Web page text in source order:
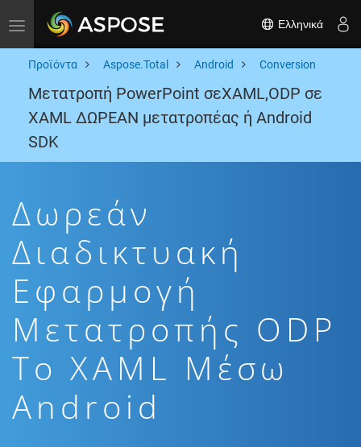
Toggle navigation Ελληνικά
Προϊόντα Aspose.Total Android Conversion
Μετατροπή PowerPoint σεXAML,ODP σε
XAML ΔΩΡΕΑΝ μετατροπέας ή Android
SDK
Δωρεάν
Διαδικτυακή
Εφαρμογή
Μετατροπής ODP
To XAML Μέσω
Android